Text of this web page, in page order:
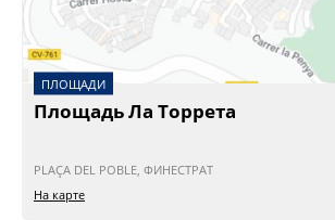
ПЛОЩАДИ
Площадь Ла Торрета
PLAÇA DEL POBLE, ФИНЕСТРАТ
На карте